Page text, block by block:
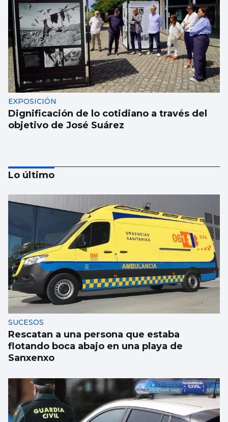
EXPOSICIÓN
Dignificación de lo cotidiano a través del
objetivo de José Suárez
MÚSICA
Lucas Paulano representará a España en
Eurovisión Junior 2026
Lo último
SUCESOS
Rescatan a una persona que estaba
flotando boca abajo en una playa de
Sanxenxo